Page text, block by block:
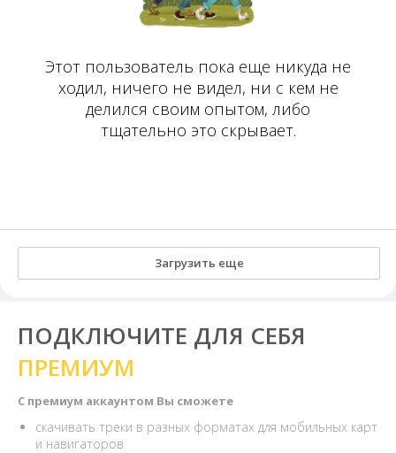
Этот пользователь пока еще никуда не
ходил, ничего не видел, ни с кем не
делился своим опытом, либо
тщательно это скрывает.
Загрузить еще
ПОДКЛЮЧИТЕ ДЛЯ СЕБЯ
ПРЕМИУМ
С премиум аккаунтом Вы сможете
скачивать треки в разных форматах для мобильных карт
и навигаторов